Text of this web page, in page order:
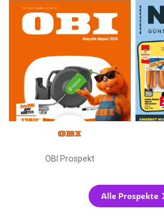
OBI Prospekt
Alle Prospekte